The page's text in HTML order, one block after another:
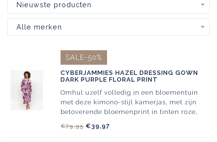
Nieuwste producten
Alle merken
SALE-50%
CYBERJAMMIES HAZEL DRESSING GOWN
DARK PURPLE FLORAL PRINT
Omhul uzelf volledig in een bloementuin
met deze kimono-stijl kamerjas, met zijn
betoverende bloemenprint in tinten roze,
€79,95 €39,97